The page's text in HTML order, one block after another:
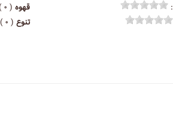
قهوه ( ۰ ) :
تنوع ( ۰ ) :